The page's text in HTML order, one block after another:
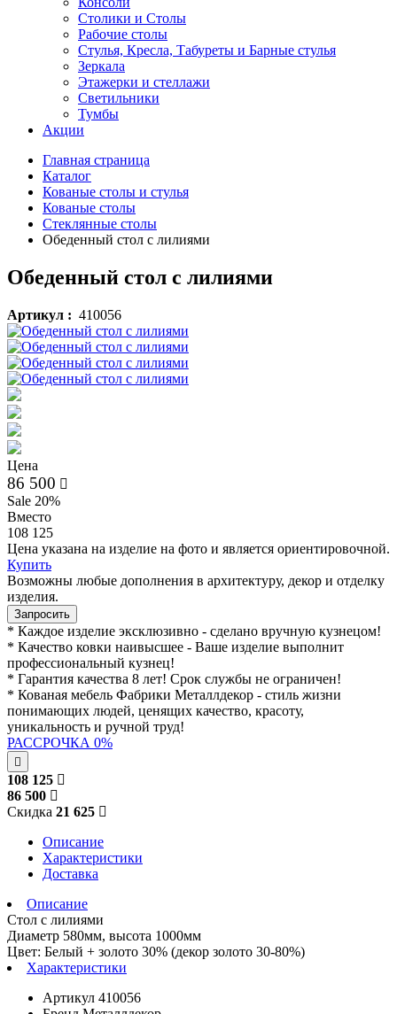
Столики и Столы
Рабочие столы
Стулья, Кресла, Табуреты и Барные стулья
Зеркала
Этажерки и стеллажи
Светильники
Тумбы
Акции
Главная страница
Каталог
Кованые столы и стулья
Кованые столы
Стеклянные столы
Обеденный стол с лилиями
Обеденный стол с лилиями
Артикул : 410056
Цена
86 500
Sale 20%
Вместо
108 125
Цена указана на изделие на фото и является ориентировочной.
Купить
Возможны любые дополнения в архитектуру, декор и отделку
изделия.
Запросить
* Каждое изделие эксклюзивно - сделано вручную кузнецом!
* Качество ковки наивысшее - Ваше изделие выполнит
профессиональный кузнец!
* Гарантия качества 8 лет! Срок службы не ограничен!
* Кованая мебель Фабрики Металлдекор - стиль жизни
понимающих людей, ценящих качество, красоту,
уникальность и ручной труд!
РАССРОЧКА 0%
108 125
86 500
Скидка 21 625
Описание
Характеристики
Доставка
Описание
Стол с лилиями
Диаметр 580мм, высота 1000мм
Цвет: Белый + золото 30% (декор золото 30-80%)
Характеристики
Артикул 410056